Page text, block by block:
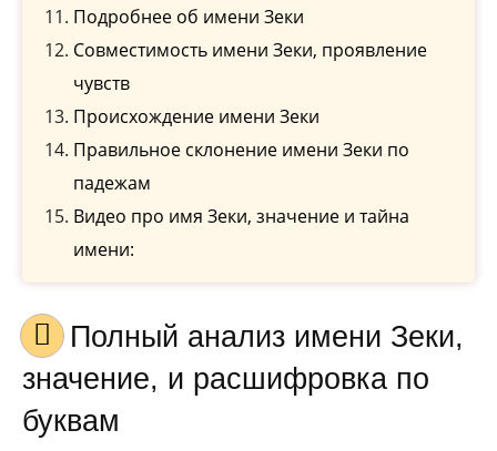
Подробнее об имени Зеки
Совместимость имени Зеки, проявление
чувств
Происхождение имени Зеки
Правильное склонение имени Зеки по
падежам
Видео про имя Зеки, значение и тайна
имени:
Полный анализ имени Зеки,
значение, и расшифровка по
буквам